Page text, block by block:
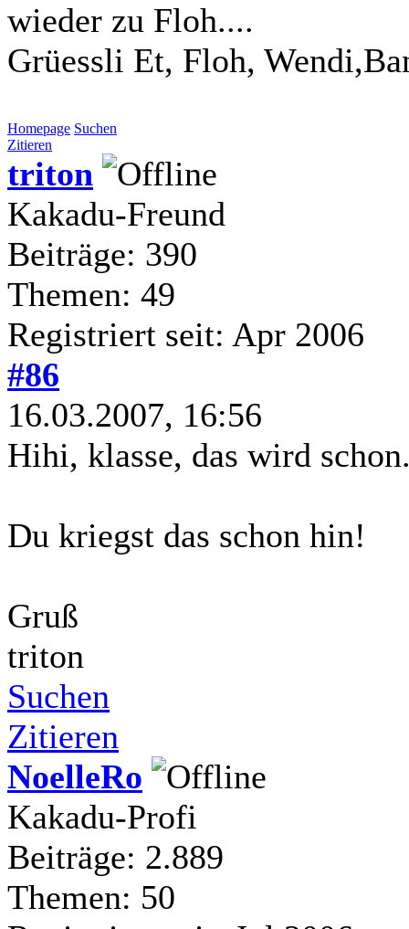
wieder zu Floh....
Grüessli Et, Floh,
Homepage Suchen
Zitieren
triton
Kakadu-Freund
Beiträge: 390
Themen: 49
Registriert seit: Apr 2006
#86
16.03.2007, 16:56
Hihi, klasse, das wird
Du kriegst das schon hin!
Gruß
triton
Suchen
Zitieren
NoelleRo
Kakadu-Profi
Beiträge: 2.889
Themen: 50